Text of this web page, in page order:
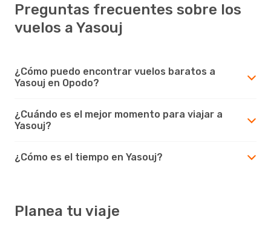
Preguntas frecuentes sobre los
vuelos a Yasouj
¿Cómo puedo encontrar vuelos baratos a
Yasouj en Opodo?
¿Cuándo es el mejor momento para viajar a
Yasouj?
¿Cómo es el tiempo en Yasouj?
Planea tu viaje